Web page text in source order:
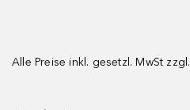
Alle Preise inkl. gesetzl. MwSt zzgl.